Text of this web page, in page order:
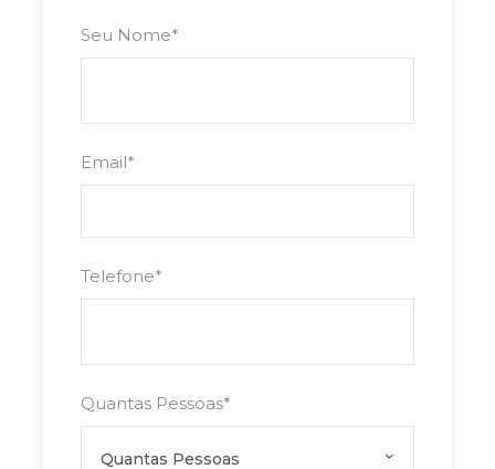
Seu Nome*
Email*
Telefone*
Quantas Pessoas*